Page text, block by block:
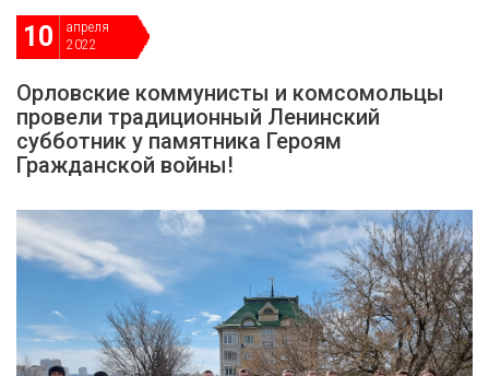
10
апреля
2022
Орловские коммунисты и комсомольцы
провели традиционный Ленинский
субботник у памятника Героям
Гражданской войны!